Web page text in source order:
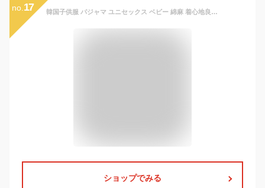
no. 17 韓国子供服 パジャマ ユニセックス ベビー 綿麻 着心地良い 半袖+ショーツ 上下セット 女の子 男の子 ルームウエア ラペル 前開き シンプル 部屋着 寝巻き 子供パジャマ 夏着 ホワイト ブルー ピンク 100cm 110cm 120cm 130cm 140cm
ショップでみる